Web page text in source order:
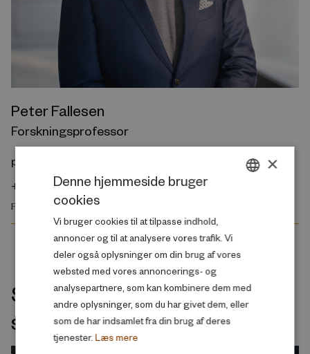
Peter Fallesen
Forskningsprofessor
pf@rff.dk
+45 61 33 31 84
FAMILIE OG SOCIALE FORHOLD
Seneste udgivelser indenfor
samme velfærdsemne
×
Denne hjemmeside bruger
cookies
Vi bruger cookies til at tilpasse indhold,
annoncer og til at analysere vores trafik. Vi
deler også oplysninger om din brug af vores
websted med vores annoncerings- og
analysepartnere, som kan kombinere dem med
andre oplysninger, som du har givet dem, eller
som de har indsamlet fra din brug af deres
tjenester. Læs mere